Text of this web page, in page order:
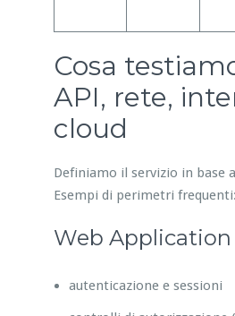
Cosa
API, rete,
cloud
Definiamo il servizio in base
Esempi di perimetri frequenti:
Web Application
autenticazione e sessioni